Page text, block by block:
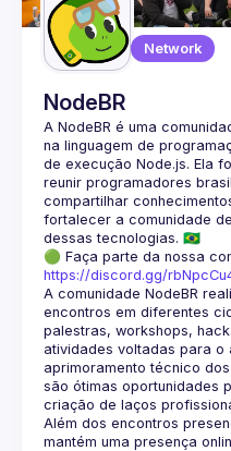
Network
NodeBR
A NodeBR é uma
na linguagem de
de execução Node.js. Ela
reunir programadores
compartilhar
fortalecer a comunidade
🟢 Faça parte da nossa
https://discord.gg/
A comunidade NodeBR
encontros em diferentes
palestras, workshops,
atividades voltadas para o
aprimoramento técnico
são ótimas oportunidades
Além dos encontros
mantém uma presença